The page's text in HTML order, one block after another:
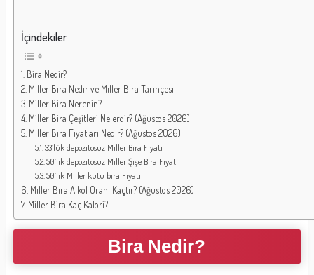
İçindekiler
Bira Nedir?
Miller Bira Nedir ve Miller Bira Tarihçesi
Miller Bira Nerenin?
Miller Bira Çeşitleri Nelerdir? (Ağustos 2026)
Miller Bira Fiyatları Nedir? (Ağustos 2026)
33’lük depozitosuz Miller Bira Fiyatı
50’lik depozitosuz Miller Şişe Bira Fiyatı
50’lik Miller kutu bira Fiyatı
Miller Bira Alkol Oranı Kaçtır? (Ağustos 2026)
Miller Bira Kaç Kalori?
Bira Nedir?